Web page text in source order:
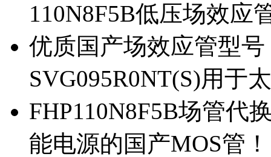
110N8F5B低压场效应
优质国产场效应管型
SVG095R0NT(S)用于
FHP110N8F5B场管代
能电源的国产MOS管！